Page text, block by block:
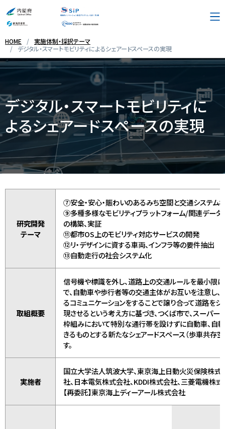
プログラム概要
採択テーマ・実施体制
お問い合わせ先
リンク集
English
HOME
実施体制・採択テーマ
デジタル・スマートモビリティによるシェアードスペースの実現
デジタル・スマートモビリティに
よるシェアードスペースの実現
研究開発
テーマ
⑦安全・安心・賑わいのあるみち空間と交通システム
⑨多種多様なモビリティプラ ットフォーム/関連デー
の構築、実証
⑪都市OS上のモビリティ対応サービスの開発
⑫リ・デザインに資する車両、インフラ等の要件抽出
⑬自動走行の社会システム化
取組概要
信号機や標識を外し、道路上の交通ルールを最小限に
で、自動車や歩行者等の交通主体がお互いを注意し、
るコミュニケーションをすることで譲り合って道路を
現させるという考え方に基づき、つくば市で、スーパ
枠組みにおいて特別な通行帯を設けずに自動車、自
きるものとする新たなシェアードスペース（歩車共存
す。
実施者
国立大学法人筑波大学、東京海上日動火災保険株式
社、日本電気株式会社、KDDI株式会社、三菱電機株式
【再委託】東京海上ディーアール株式会社